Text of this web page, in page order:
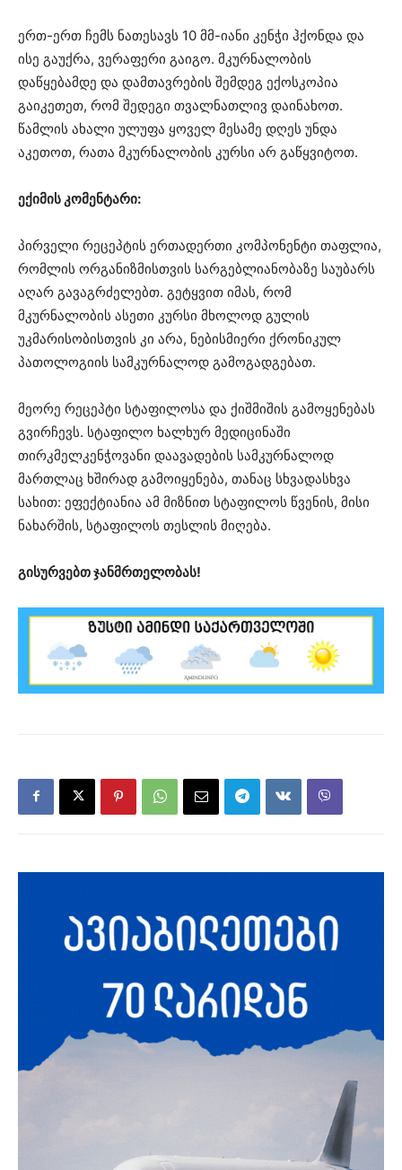
ერთ-ერთ ჩემს ნათესავს 10 მმ-იანი კენჭი ჰქონდა და
ისე გაუქრა, ვერაფერი გაიგო. მკურნალობის
დაწყებამდე და დამთავრების შემდეგ ექოსკოპია
გაიკეთეთ, რომ შედეგი თვალნათლივ დაინახოთ.
წამლის ახალი ულუფა ყოველ მესამე დღეს უნდა
აკეთოთ, რათა მკურნალობის კურსი არ გაწყვიტოთ.
ექიმის კომენტარი:
პირველი რეცეპტის ერთადერთი კომპონენტი თაფლია,
რომლის ორგანიზმისთვის სარგებლიანობაზე საუბარს
აღარ გავაგრძელებთ. გეტყვით იმას, რომ
მკურნალობის ასეთი კურსი მხოლოდ გულის
უკმარისობისთვის კი არა, ნებისმიერი ქრონიკულ
პათოლოგიის სამკურნალოდ გამოგადგებათ.
მეორე რეცეპტი სტაფილოსა და ქიშმიშის გამოყენებას
გვირჩევს. სტაფილო ხალხურ მედიცინაში
თირკმელკენჭოვანი დაავადების სამკურნალოდ
მართლაც ხშირად გამოიყენება, თანაც სხვადასხვა
სახით: ეფექტიანია ამ მიზნით სტაფილოს წვენის, მისი
ნახარშის, სტაფილოს თესლის მიღება.
გისურვებთ ჯანმრთელობას!